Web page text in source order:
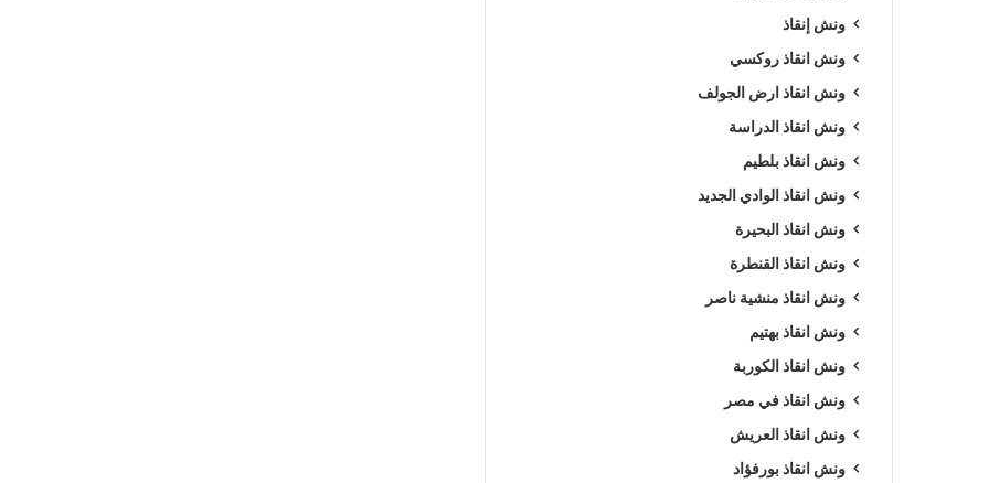
ونش إنقاذ
ونش انقاذ روكسي
ونش انقاذ ارض الجولف
ونش انقاذ الدراسة
ونش انقاذ بلطيم
ونش انقاذ الوادي الجديد
ونش انقاذ البحيرة
ونش انقاذ القنطرة
ونش انقاذ منشية ناصر
ونش انقاذ بهتيم
ونش انقاذ الكوربة
ونش انقاذ في مصر
ونش انقاذ العريش
ونش انقاذ بورفؤاد